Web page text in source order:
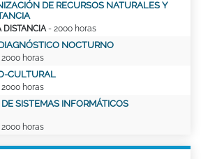
DE RECURSOS NATURALES Y
DISTANCIA- 2000 horas
NOCTURNO
horas
CULTURAL
horas
SISTEMAS INFORMÁTICOS
horas